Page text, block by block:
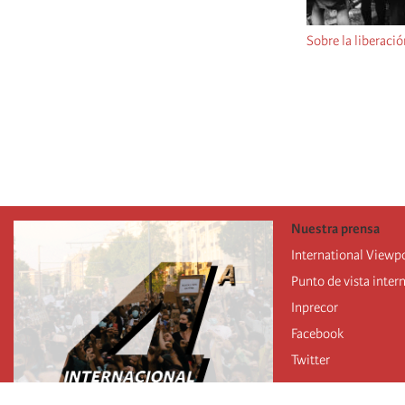
Sobre la
Nuestra prensa
International
Punto de vista
Inprecor
Facebook
Twitter